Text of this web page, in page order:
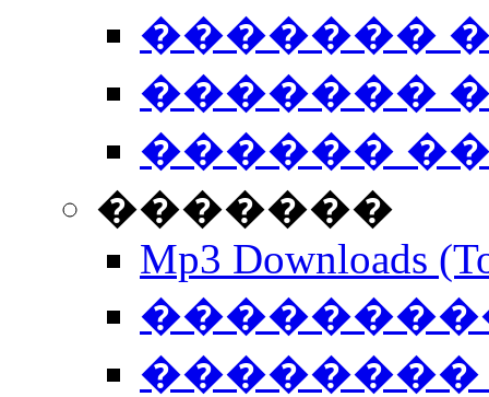
�������
�������
������
�������
Mp3 Downloads
��������